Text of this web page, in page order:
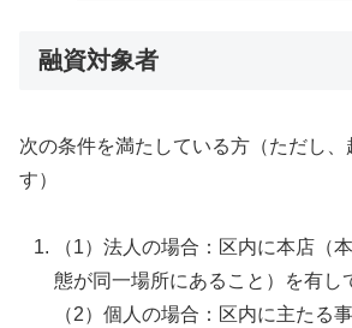
融資対象者
次の条件を満たしている方（ただし、
す）
（1）法人の場合：区内に本店（
態が同一場所にあること）を有し
（2）個人の場合：区内に主たる